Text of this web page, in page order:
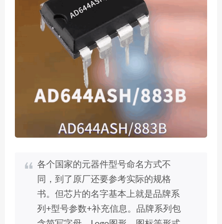
各个国家的元器件型号命名方式不
同，到了原厂还要参考实际的规格
书。但芯片的名字基本上就是品牌系
列+型号参数+补充信息。品牌系列包